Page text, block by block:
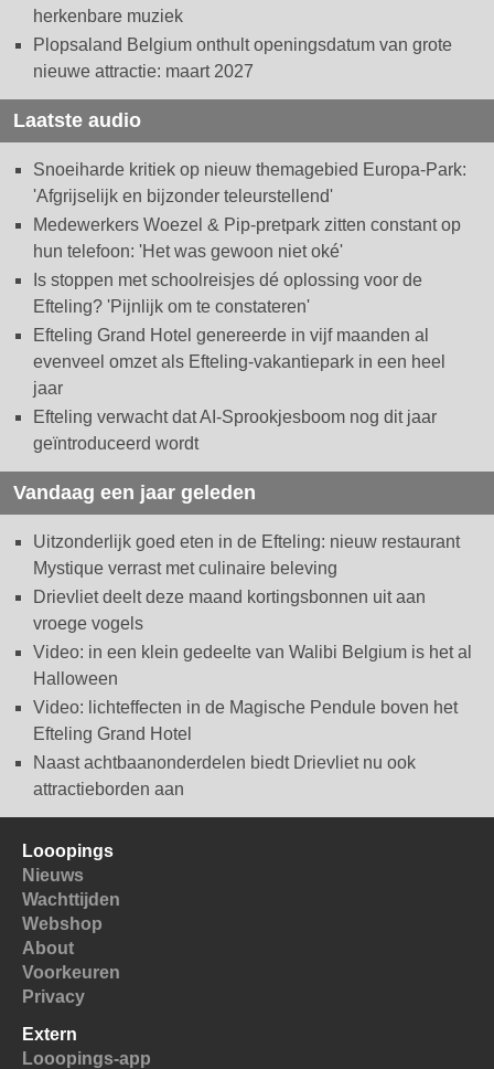
herkenbare muziek
Plopsaland Belgium onthult openingsdatum van grote
nieuwe attractie: maart 2027
Laatste audio
Snoeiharde kritiek op nieuw themagebied Europa-Park:
'Afgrijselijk en bijzonder teleurstellend'
Medewerkers Woezel & Pip-pretpark zitten constant op
hun telefoon: 'Het was gewoon niet oké'
Is stoppen met schoolreisjes dé oplossing voor de
Efteling? 'Pijnlijk om te constateren'
Efteling Grand Hotel genereerde in vijf maanden al
evenveel omzet als Efteling-vakantiepark in een heel
jaar
Efteling verwacht dat AI-Sprookjesboom nog dit jaar
geïntroduceerd wordt
Vandaag een jaar geleden
Uitzonderlijk goed eten in de Efteling: nieuw restaurant
Mystique verrast met culinaire beleving
Drievliet deelt deze maand kortingsbonnen uit aan
vroege vogels
Video: in een klein gedeelte van Walibi Belgium is het al
Halloween
Video: lichteffecten in de Magische Pendule boven het
Efteling Grand Hotel
Naast achtbaanonderdelen biedt Drievliet nu ook
attractieborden aan
Looopings
Nieuws
Wachttijden
Webshop
About
Voorkeuren
Privacy
Extern
Looopings-app